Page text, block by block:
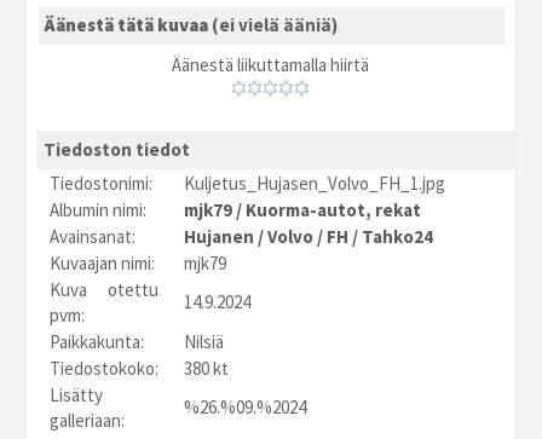
Äänestä tätä kuvaa (ei vielä ääniä)
Äänestä liikuttamalla hiirtä
Tiedoston tiedot
Tiedostonimi:
Kuljetus_Hujasen_Volvo_FH_1.jpg
Albumin nimi:
mjk79 / Kuorma-autot, rekat
Avainsanat:
Hujanen /Volvo / FH / Tahko24
Kuvaajan nimi:
mjk79
Kuva otettu
pvm:
14.9.2024
Paikkakunta:
Nilsiä
Tiedostokoko:
380 kt
Lisätty
galleriaan:
%26.%09.%2024